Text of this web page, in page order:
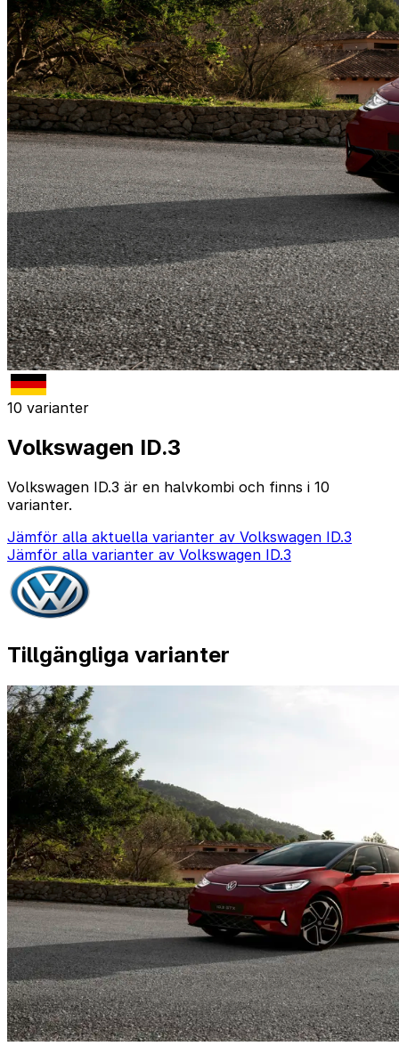
10 varianter
Volkswagen ID.3
Volkswagen ID.3 är en halvkombi och finns i 10
varianter.
Jämför alla aktuella varianter av Volkswagen ID.3
Jämför alla varianter av Volkswagen ID.3
Tillgängliga varianter